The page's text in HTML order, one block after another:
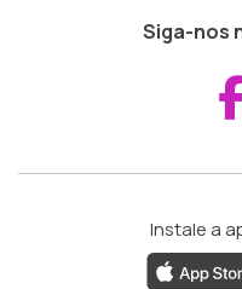
Siga-nos
Instale a